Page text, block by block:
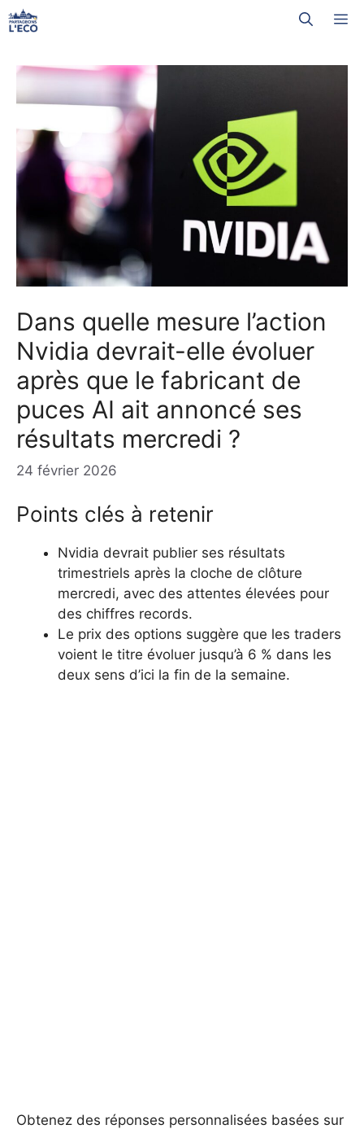
Aller
au
Dans quelle mesure l’action
Nvidia devrait-elle évoluer
après que le fabricant de
puces AI ait annoncé ses
résultats mercredi ?
24 février 2026
Points clés à retenir
Nvidia devrait publier ses résultats
trimestriels après la cloche de clôture
mercredi, avec des attentes élevées pour
des chiffres records.
Le prix des options suggère que les traders
voient le titre évoluer jusqu’à 6 % dans les
deux sens d’ici la fin de la semaine.
Obtenez des réponses personnalisées basées sur